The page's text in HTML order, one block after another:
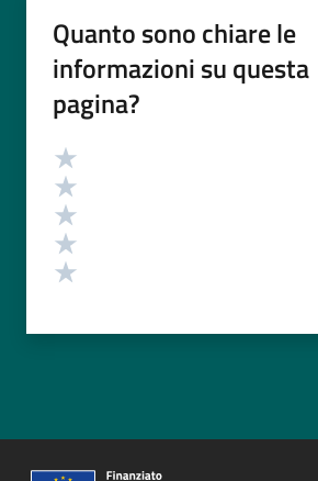
Quanto sono chiare le
informazioni su questa
pagina?
Valutazione